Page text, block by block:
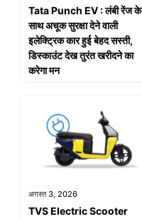
Tata Punch EV : लंबी रेंज के
साथ अचूक सुरक्षा देने वाली
इलेक्ट्रिक कार हुई बेहद सस्ती,
डिस्काउंट देख तुरंत खरीदने का
करेगा मन
अगस्त 3, 2026
TVS Electric Scooter